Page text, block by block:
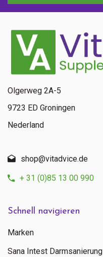
Schnell navigieren
Marken
Sana Intest Darmsanierung
Olgerweg 2A-5
9723 ED Groningen
Nederland
shop@vitadvice.de
+ 31 (0)85 13 00 990